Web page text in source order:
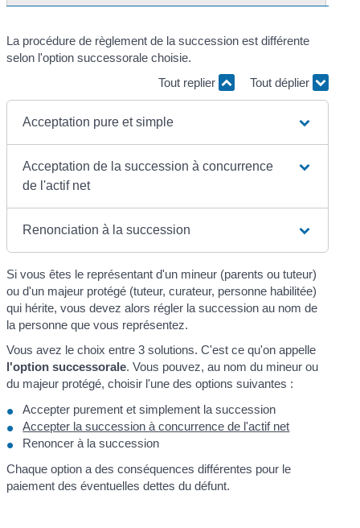
La procédure de règlement de la succession est différente
selon l'option successorale choisie.
Tout replier
Tout déplier
Acceptation pure et simple
Acceptation de la succession à concurrence
de l'actif net
Renonciation à la succession
Si vous êtes le représentant d'un mineur (parents ou tuteur)
ou d'un majeur protégé (tuteur, curateur, personne habilitée)
qui hérite, vous devez alors régler la succession au nom de
la personne que vous représentez.
Vous avez le choix entre 3 solutions. C'est ce qu'on appelle
l'option successorale. Vous pouvez, au nom du mineur ou
du majeur protégé, choisir l'une des options suivantes :
Accepter purement et simplement la succession
Accepter la succession à concurrence de l'actif net
Renoncer à la succession
Chaque option a des conséquences différentes pour le
paiement des éventuelles dettes du défunt.